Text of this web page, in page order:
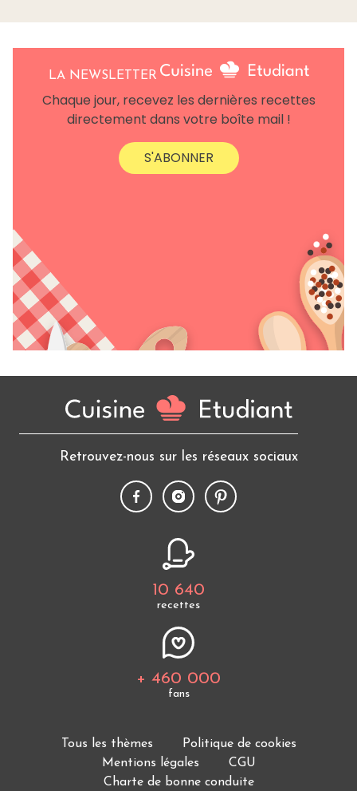
LA NEWSLETTER
Chaque jour, recevez les dernières recettes
directement dans votre boîte mail !
S'ABONNER
Retrouvez-nous sur les réseaux sociaux
10 640
recettes
+ 460 000
fans
Tous les thèmes
Politique de cookies
Mentions légales
CGU
Charte de bonne conduite